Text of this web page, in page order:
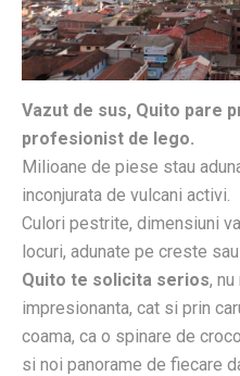
Vazut de sus, Quito pare
profesionist de lego.
Milioane de piese stau
inconjurata de vulcani activi.
Culori pestrite, dimensiuni
locuri, adunate pe creste
Quito te solicita serios,
impresionanta, cat si prin
coama, ca o spinare de
si noi panorame de fiecare